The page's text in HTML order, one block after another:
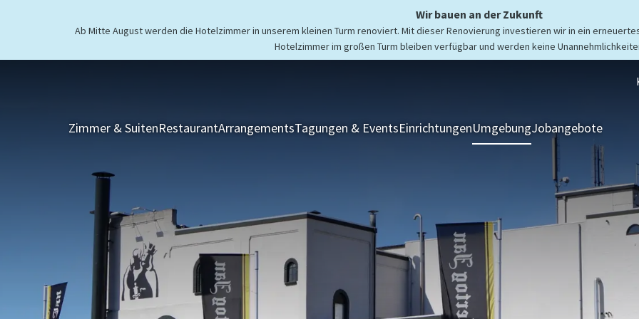
Wir bauen an der Zukunft
Ab Mitte August werden die Hotelzimmer in unserem kleinen Turm renoviert. Mit dieser Renovierung investieren wir in ein
Hotelzimmer im großen Turm bleiben verfügbar und werden keine
Zimmer & SuitenRestaurantArrangementsTagungen & EventsEinrichtungenUmgebungJobangebote